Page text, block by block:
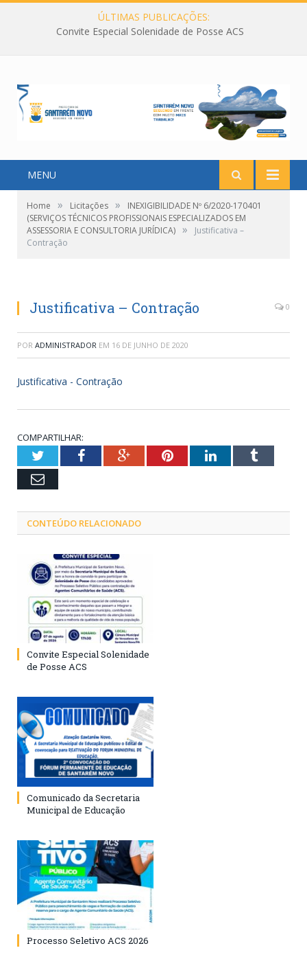
ÚLTIMAS PUBLICAÇÕES:
Convite Especial Solenidade de Posse ACS
MENU
Home » Licitações »
INEXIGIBILIDADE Nº 6/2020-170401
(SERVIÇOS TÉCNICOS PROFISSIONAIS ESPECIALIZADOS EM
ASSESSORIA E CONSULTORIA JURÍDICA) »
Justificativa –
Contração
Justificativa – Contração 0
POR ADMINISTRADOR EM 16 DE JUNHO DE 2020
Justificativa - Contração
COMPARTILHAR:
TwitterFacebookGoogle+PinterestLinkedInTumblr
Email
CONTEÚDO RELACIONADO
Convite Especial Solenidade
de Posse ACS
Comunicado da Secretaria
Municipal de Educação
Processo Seletivo ACS 2026